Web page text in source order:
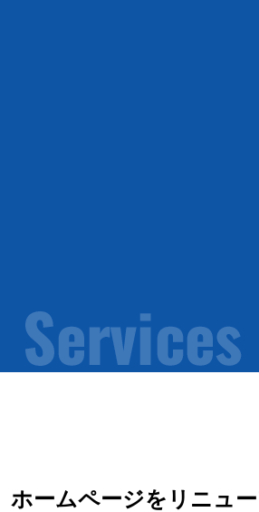
ホームページをリニュ